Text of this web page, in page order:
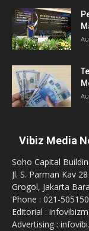
Vibiz Media
Soho Capital
Jl. S. Parman Kav 28
Grogol, Jakarta
Phone : 021-
Editorial :
Advertising :